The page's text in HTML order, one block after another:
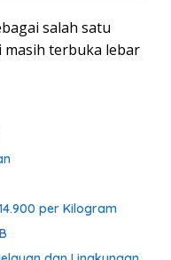
salah satu
masih terbuka lebar
per Kilogram